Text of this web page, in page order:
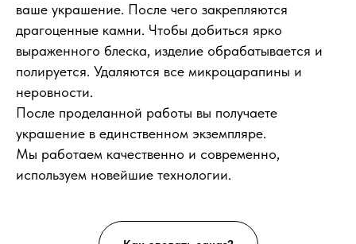
ваше украшение. После чего закрепляются
драгоценные камни. Чтобы добиться ярко
выраженного блеска, изделие обрабатывается и
полируется. Удаляются все микроцарапины и
неровности.
После проделанной работы вы получаете
украшение в единственном экземпляре.
Мы работаем качественно и современно,
используем новейшие технологии.